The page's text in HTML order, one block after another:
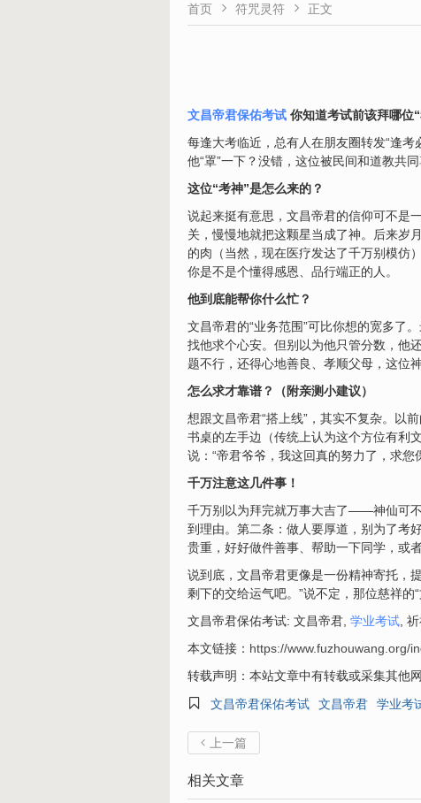
首页  符咒灵符  正文
文昌帝君保佑考试 你知道考试前该拜哪位
每逢大考临近，总有人在朋友圈转发“逢
他“罩”一下？没错，这位被民间和道教共
这位“考神”是怎么来的？
说起来挺有意思，文昌帝君的信仰可不是
关，慢慢地就把这颗星当成了神。后来
的肉（当然，现在医疗发达了千万别模仿
你是不是个懂得感恩、品行端正的人。
他到底能帮你什么忙？
文昌帝君的“业务范围”可比你想的宽多了
找他求个心安。但别以为他只管分数，他
题不行，还得心地善良、孝顺父母，这位
怎么求才靠谱？（附亲测小建议）
想跟文昌帝君“搭上线”，其实不复杂。以
书桌的左手边（传统上认为这个方位有利
说：“帝君爷爷，我这回真的努力了，求您
千万注意这几件事！
千万别以为拜完就万事大吉了——神仙可不
到理由。第二条：做人要厚道，别为了考
贵重，好好做件善事、帮助一下同学，或
说到底，文昌帝君更像是一份精神寄托，
剩下的交给运气吧。”说不定，那位慈祥的
文昌帝君保佑考试: 文昌帝君, 学业考试 ,
本文链接： https://www.fuzhouwang.org/
转载声明：本站文章中有转载或采集其他

文昌帝君保佑考试 文昌帝君 学业考
 上一篇
相关文章